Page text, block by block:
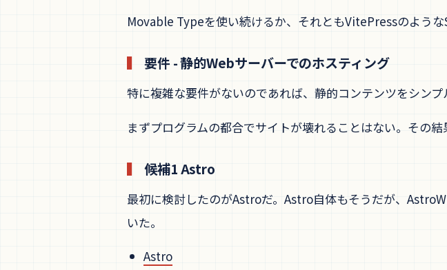
Movable Typeを使い続けるか、それともVitePressのよう
要件 - 静的Webサーバーでのホスティング
特に複雑な要件がないのであれば、静的コンテンツをシン
まずプログラムの都合でサイトが壊れることはない。その
候補1 Astro
最初に検討したのがAstroだ。Astro自体もそうだが、
いた。
Astro